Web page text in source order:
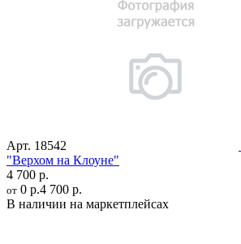
Арт. 18542
"Верхом на Клоуне"
4 700 р.
от 0 р.4 700 р.
В наличии на маркетплейсах